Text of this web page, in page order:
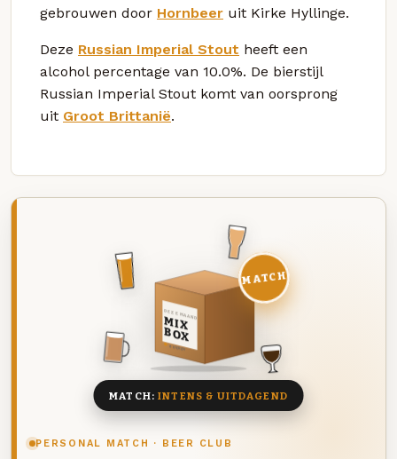
gebrouwen door Hornbeer uit Kirke Hyllinge.
Deze Russian Imperial Stout heeft een
alcohol percentage van 10.0%. De bierstijl
Russian Imperial Stout komt van oorsprong
uit Groot Brittanië.
PERSONAL MATCH · BEER CLUB
DEZE MAAND
MIX
BOX
8 BIEREN
MATCH
MATCH:INTENS & UITDAGEND